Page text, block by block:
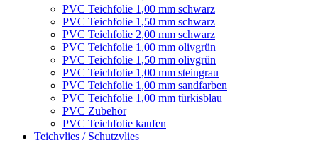
PVC Teichfolie 1,00 mm schwarz
PVC Teichfolie 1,50 mm schwarz
PVC Teichfolie 2,00 mm schwarz
PVC Teichfolie 1,00 mm olivgrün
PVC Teichfolie 1,50 mm olivgrün
PVC Teichfolie 1,00 mm steingrau
PVC Teichfolie 1,00 mm sandfarben
PVC Teichfolie 1,00 mm türkisblau
PVC Zubehör
PVC Teichfolie kaufen
Teichvlies / Schutzvlies